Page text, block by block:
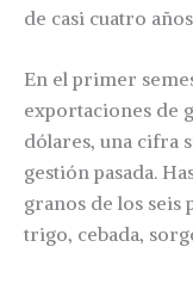
de casi cuatro
En el primer
exportaciones de
dólares, una cifra
gestión pasada.
granos de los seis
trigo, cebada,